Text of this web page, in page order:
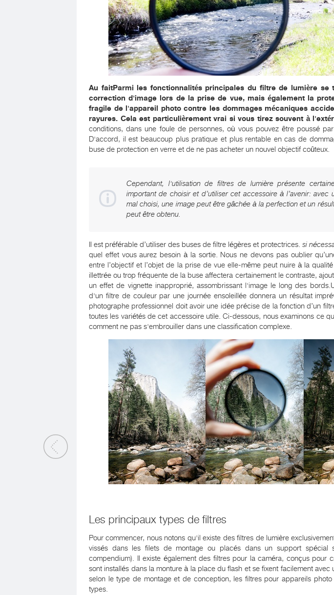
Au faitParmi les fonctionnalités principales du filtre de lumière se
correction d'image lors de la prise de vue, mais également la
fragile de l'appareil photo contre les dommages mécaniques
rayures. Cela est particulièrement vrai si vous tirez souvent à
conditions, dans une foule de personnes, où vous pouvez être poussé
D'accord, il est beaucoup plus pratique et plus rentable en cas de
buse de protection en verre et de ne pas acheter un nouvel objectif coûteux.
Cependant, l'utilisation de filtres de lumière présente
important de choisir et d’utiliser cet accessoire à l’avenir: avec
mal choisi, une image peut être gâchée à la perfection et un
peut être obtenu.
Il est préférable d’utiliser des buses de filtre légères et protectrices. si
quel effet vous aurez besoin à la sortie. Nous ne devons pas oublier
entre l’objectif et l’objet de la prise de vue elle-même peut nuire à la
illettrée ou trop fréquente de la buse affectera certainement le contraste,
un effet de vignette inapproprié, assombrissant l'image le long des
d'un filtre de couleur par une journée ensoleillée donnera un résultat
photographe professionnel doit avoir une idée précise de la fonction d’un
toutes les variétés de cet accessoire utile. Ci-dessous, nous examinons ce
comment ne pas s'embrouiller dans une classification complexe.
Les principaux types de filtres
Pour commencer, nous notons qu'il existe des filtres de lumière
vissés dans les filets de montage ou placés dans un support spécial
compendium). Il existe également des filtres pour la caméra, conçus pour
sont installés dans la monture à la place du flash et se fixent facilement avec
selon le type de montage et de conception, les filtres pour appareils
types.